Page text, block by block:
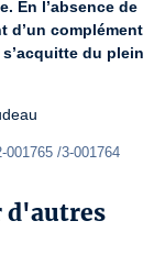
En l’absence de
d’un complément
du plein
001765 /3-001764
d'autres